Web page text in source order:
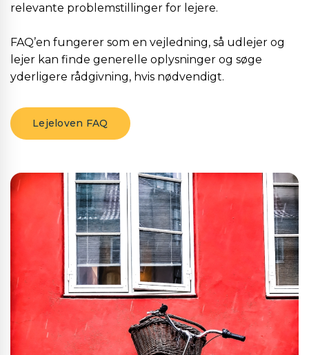
relevante problemstillinger for lejere.
FAQ’en fungerer som en vejledning, så udlejer og
lejer kan finde generelle oplysninger og søge
yderligere rådgivning, hvis nødvendigt.
Lejeloven FAQ